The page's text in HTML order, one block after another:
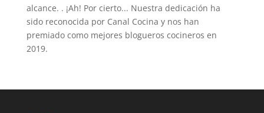
alcance. . ¡Ah! Por cierto... Nuestra dedicación ha
sido reconocida por Canal Cocina y nos han
premiado como mejores blogueros cocineros en
2019.